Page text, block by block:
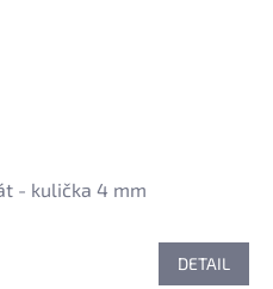
- kulička 4 mm
DETAIL